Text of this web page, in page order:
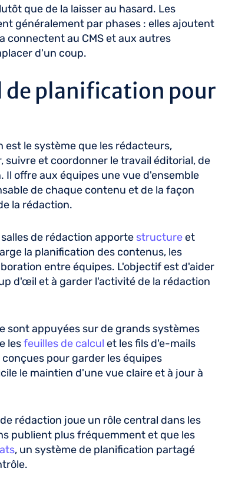
que de la laisser au hasard. Les
généralement par phases : elles ajoutent
connectent au CMS et aux autres
d'un coup.
planification pour
est le système que les rédacteurs,
et coordonner le travail éditorial, de
offre aux équipes une vue d'ensemble
de chaque contenu et de la façon
la rédaction.
de rédaction apporte structureet
la planification des contenus, les
entre équipes. L'objectif est d'aider
d'œil et à garder l'activité de la rédaction
sont appuyées sur de grands systèmes
lesfeuilles de calcul et les fils d'e-mails
pour garder les équipes
le maintien d'une vue claire et à jour à
rédaction joue un rôle central dans les
publient plus fréquemment et que les
, un système de planification partagé